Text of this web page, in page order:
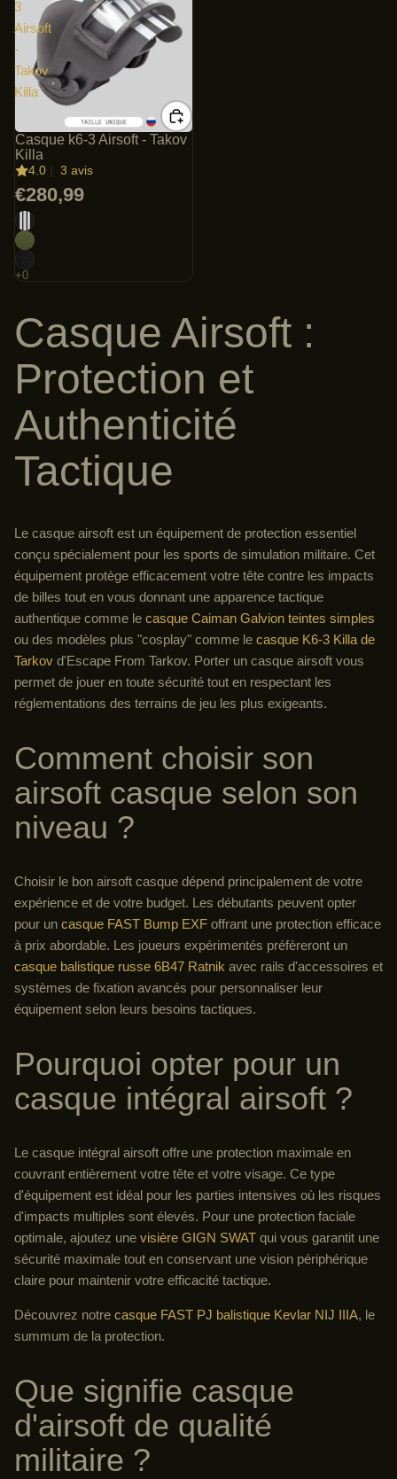
3
Airsoft
-
Takov
Killa
Casque k6-3 Airsoft - Takov
Killa
4.0 | 3 avis
€280,99
Casque Airsoft :
Protection et
Authenticité
Tactique
Le casque airsoft est un équipement de protection essentiel
conçu spécialement pour les sports de simulation militaire. Cet
équipement protège efficacement votre tête contre les impacts
de billes tout en vous donnant une apparence tactique
authentique comme le casque Caiman Galvion teintes simples
ou des modèles plus "cosplay" comme le casque K6-3 Killa de
Tarkov d'Escape From Tarkov. Porter un casque airsoft vous
permet de jouer en toute sécurité tout en respectant les
réglementations des terrains de jeu les plus exigeants.
Comment choisir son
airsoft casque selon son
niveau ?
Choisir le bon airsoft casque dépend principalement de votre
expérience et de votre budget. Les débutants peuvent opter
pour un casque FAST Bump EXF offrant une protection efficace
à prix abordable. Les joueurs expérimentés préfèreront un
casque balistique russe 6B47 Ratnik avec rails d'accessoires et
systèmes de fixation avancés pour personnaliser leur
équipement selon leurs besoins tactiques.
Pourquoi opter pour un
casque intégral airsoft ?
Le casque intégral airsoft offre une protection maximale en
couvrant entièrement votre tête et votre visage. Ce type
d'équipement est idéal pour les parties intensives où les risques
d'impacts multiples sont élevés. Pour une protection faciale
optimale, ajoutez une visière GIGN SWAT qui vous garantit une
sécurité maximale tout en conservant une vision périphérique
claire pour maintenir votre efficacité tactique.
Découvrez notre casque FAST PJ balistique Kevlar NIJ IIIA, le
summum de la protection.
Que signifie casque
d'airsoft de qualité
militaire ?